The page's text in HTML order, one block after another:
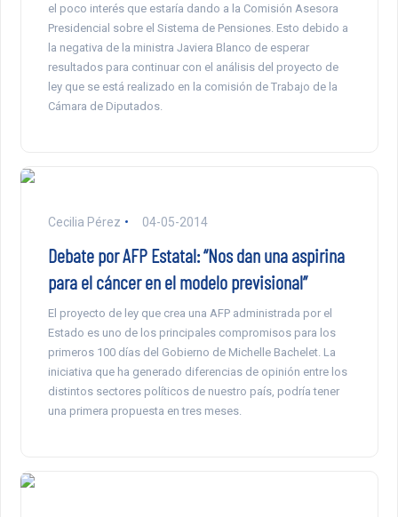
el poco interés que estaría dando a la Comisión Asesora
Presidencial sobre el Sistema de Pensiones. Esto debido a
la negativa de la ministra Javiera Blanco de esperar
resultados para continuar con el análisis del proyecto de
ley que se está realizado en la comisión de Trabajo de la
Cámara de Diputados.
Cecilia Pérez 04-05-2014
Debate por AFP Estatal: “Nos dan una aspirina
para el cáncer en el modelo previsional”
El proyecto de ley que crea una AFP administrada por el
Estado es uno de los principales compromisos para los
primeros 100 días del Gobierno de Michelle Bachelet. La
iniciativa que ha generado diferencias de opinión entre los
distintos sectores políticos de nuestro país, podría tener
una primera propuesta en tres meses.